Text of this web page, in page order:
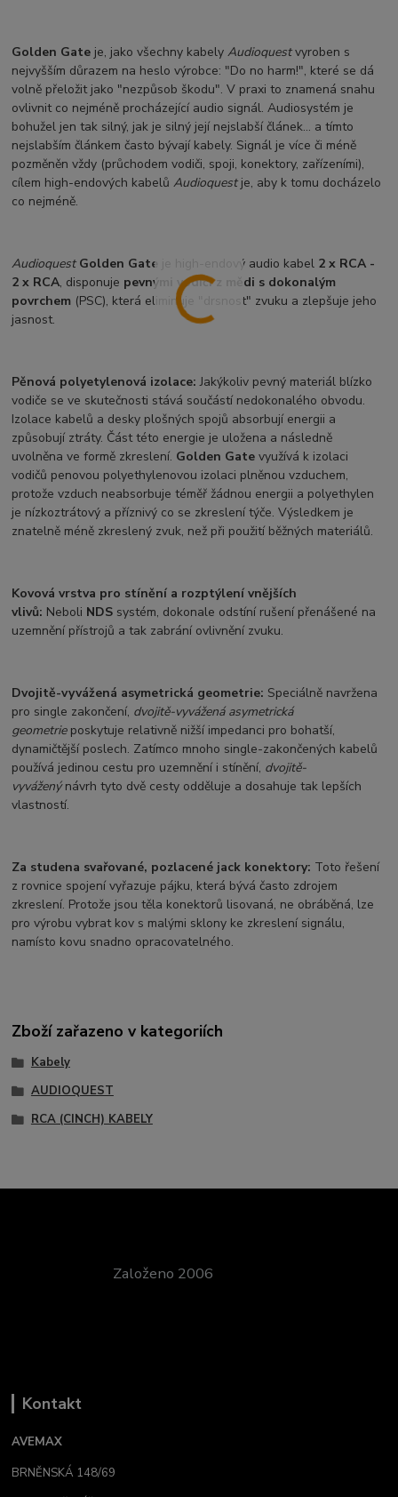
Golden Gate je, jako všechny kabelyAudioquestvyroben s
nejvyšším důrazem na heslo výrobce: "Do no harm!", které se dá
volně přeložit jako "nezpůsob škodu". V praxi to znamená snahu
ovlivnit co nejméně procházející audio signál. Audiosystém je
bohužel jen tak silný, jak je silný její nejslabší článek… a tímto
nejslabším článkem často bývají kabely. Signál je více či méně
pozměněn vždy (průchodem vodiči, spoji, konektory, zařízeními),
cílem high-endových kabelůAudioquestje, aby k tomu docházelo
co nejméně.
Audioquest Golden Gate je high-endový audio kabel 2 x RCA -
2 x RCA, disponuje pevnými vodiči z mědi s dokonalým
povrchem (PSC), která eliminuje "drsnost" zvuku a zlepšuje jeho
jasnost.
Pěnová polyetylenová izolace: Jakýkoliv pevný materiál blízko
vodiče se ve skutečnosti stává součástí nedokonalého obvodu.
Izolace kabelů a desky plošných spojů absorbují energii a
způsobují ztráty. Část této energie je uložena a následně
uvolněna ve formě zkreslení. Golden Gatevyužívá k izolaci
vodičů penovou polyethylenovou izolaci plněnou vzduchem,
protože vzduch neabsorbuje téměř žádnou energii a polyethylen
je nízkoztrátový a příznivý co se zkreslení týče. Výsledkem je
znatelně méně zkreslený zvuk, než při použití běžných materiálů.
Kovová vrstva pro stínění a rozptýlení vnějších
vlivů: Neboli NDS systém, dokonale odstíní rušení přenášené na
uzemnění přístrojů a tak zabrání ovlivnění zvuku.
Dvojitě-vyvážená asymetrická geometrie: Speciálně navržena
pro single zakončení, dvojitě-vyvážená asymetrická
geometrie poskytuje relativně nižší impedanci pro bohatší,
dynamičtější poslech. Zatímco mnoho single-zakončených kabelů
používá jedinou cestu pro uzemnění i stínění, dvojitě-
vyváženýnávrh tyto dvě cesty odděluje a dosahuje tak lepších
vlastností.
Za studena svařované, pozlacené jack konektory: Toto řešení
z rovnice spojení vyřazuje pájku, která bývá často zdrojem
zkreslení. Protože jsou těla konektorů lisovaná, ne obráběná, lze
pro výrobu vybrat kov s malými sklony ke zkreslení signálu,
namísto kovu snadno opracovatelného.
Zboží zařazeno v kategoriích
Kabely
AUDIOQUEST
RCA (CINCH) KABELY
Založeno 2006
Kontakt
AVEMAX
BRNĚNSKÁ 148/69